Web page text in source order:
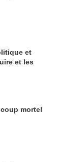
et
et les
mortel